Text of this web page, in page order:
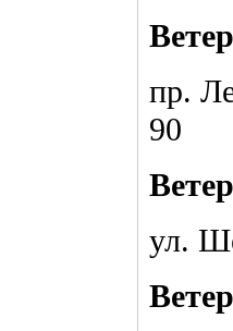
пр.
90
ул.